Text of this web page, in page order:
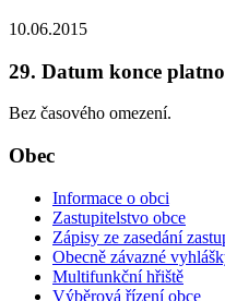
10.06.2015
29. Datum konce
Bez časového omezení.
Obec
Informace o obci
Zastupitelstvo obce
Zápisy ze zasedání
Obecně závazné
Multifunkční hřiště
Výběrová řízení obce